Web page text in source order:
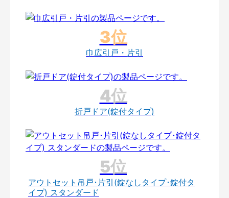
巾広引戸・片引
折戸ドア(錠付タイプ)
アウトセット吊戸･片引(錠なしタイプ･錠付タ
イプ) スタンダード